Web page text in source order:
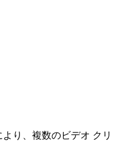
り、複数のビデオ クリ